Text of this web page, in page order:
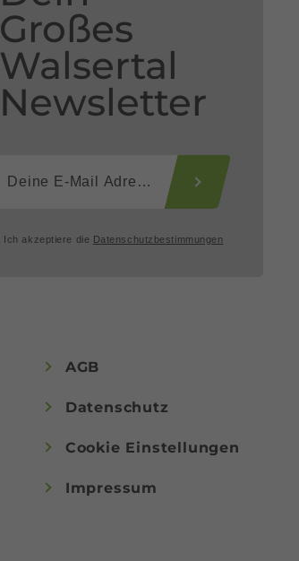
Großes
Walsertal
Newsletter
Ich akzeptiere die Datenschutzbestimmungen
AGB
Datenschutz
Cookie Einstellungen
Impressum